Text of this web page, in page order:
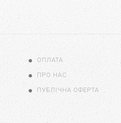
ОПЛАТА
ПРО НАС
ПУБЛІЧНА ОФЕРТА